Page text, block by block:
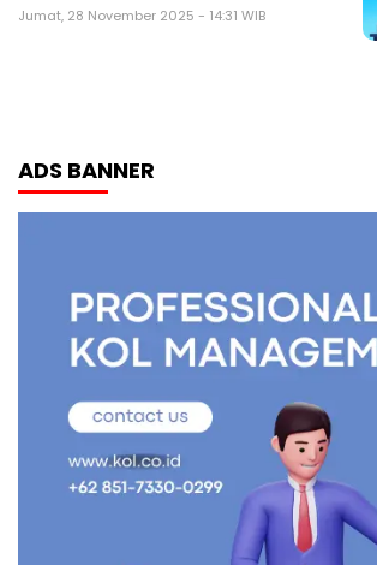
Jumat, 28 November 2025 - 14:31 WIB
ADS BANNER